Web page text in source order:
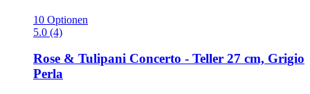
10 Optionen
5.0 (4)
Rose & Tulipani Concerto -​ Teller 27 cm, Grigio
Perla